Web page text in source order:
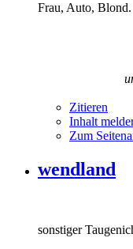
Frau, Auto, Blond.
Zitieren
Inhalt
Zum
wendland
sonstiger